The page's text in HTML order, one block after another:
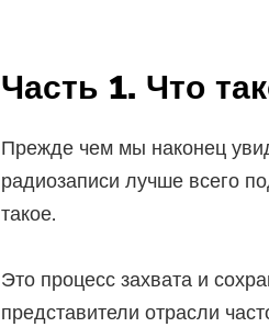
Часть 1. Что
Прежде чем мы наконец
радиозаписи лучше всего
такое.
Это процесс захвата и
представители отрасли